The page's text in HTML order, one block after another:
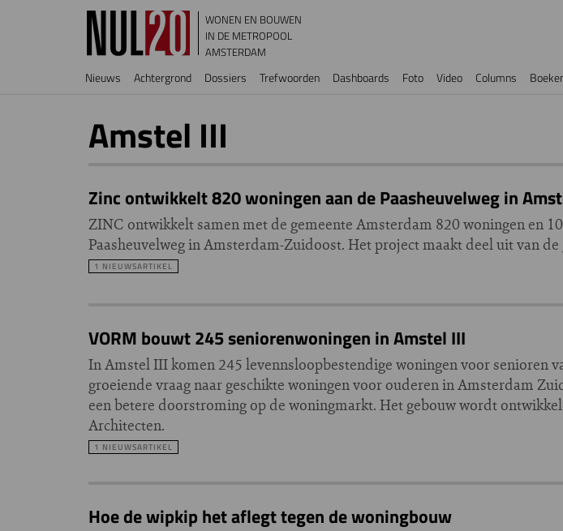
Overslaan en naar de inhoud gaan
WONEN EN BOUWEN
IN DE METROPOOL
AMSTERDAM
Hoofdnavigatie
Nieuws Achtergrond Dossiers Trefwoorden Dashboards Foto Video Columns
Amstel III
Zinc ontwikkelt 820 woningen aan de Paasheuvelweg in
ZINC ontwikkelt samen met de gemeente Amsterdam 820 woningen en
Paasheuvelweg in Amsterdam-Zuidoost. Het project maakt deel uit van
1 NIEUWSARTIKEL
VORM bouwt 245 seniorenwoningen in Amstel III
In Amstel III komen 245 levennsloopbestendige woningen voor senioren
groeiende vraag naar geschikte woningen voor ouderen in Amsterdam
een betere doorstroming op de woningmarkt. Het gebouw wordt
Architecten.
1 NIEUWSARTIKEL
Hoe de wipkip het aflegt tegen de woningbouw